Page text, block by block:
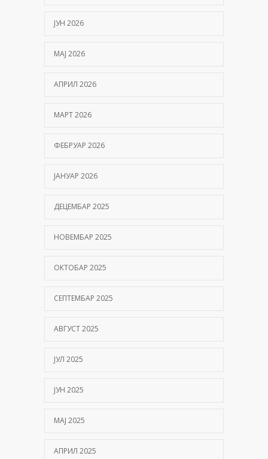
ЈУН 2026
МАЈ 2026
АПРИЛ 2026
МАРТ 2026
ФЕБРУАР 2026
ЈАНУАР 2026
ДЕЦЕМБАР 2025
НОВЕМБАР 2025
ОКТОБАР 2025
СЕПТЕМБАР 2025
АВГУСТ 2025
ЈУЛ 2025
ЈУН 2025
МАЈ 2025
АПРИЛ 2025